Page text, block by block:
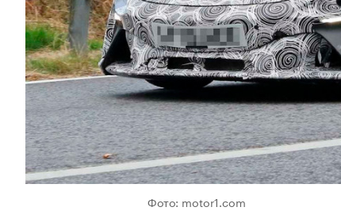
Фото: motor1.com